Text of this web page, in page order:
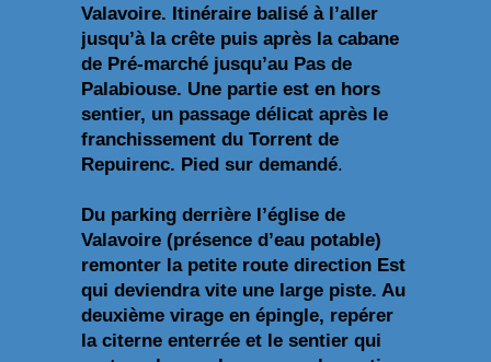
Valavoire. Itinéraire balisé à l’aller
jusqu’à la crête puis après la cabane
de Pré-marché jusqu’au Pas de
Palabiouse. Une partie est en hors
sentier, un passage délicat après le
franchissement du Torrent de
Repuirenc. Pied sur demandé.
Du parking derrière l’église de
Valavoire (présence d’eau potable)
remonter la petite route direction Est
qui deviendra vite une large piste. Au
deuxième virage en épingle, repérer
la citerne enterrée et le sentier qui